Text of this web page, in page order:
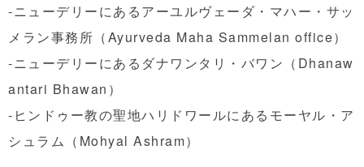
-ニューデリーにあるアーユルヴェーダ・マハー・サッ
メラン事務所（Ayurveda Maha Sammelan office）
-ニューデリーにあるダナワンタリ・バワン（Dhanaw
antari Bhawan）
-ヒンドゥー教の聖地ハリドワールにあるモーヤル・ア
シュラム（Mohyal Ashram）